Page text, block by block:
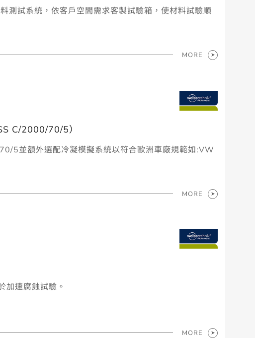
試系統，依客戶空間需求客製試驗箱，使材料試驗順
MORE
C/2000/70/5）
5並額外選配冷凝模擬系統以符合歐洲車廠規範如:VW
MORE
速腐蝕試驗。
MORE